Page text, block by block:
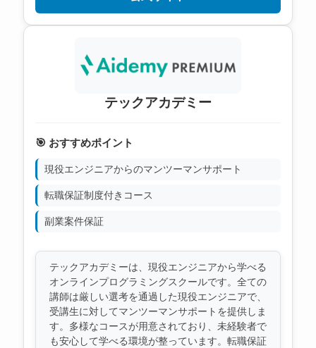
テックアカデミー
🎯 おすすめポイント
現役エンジニアからのマンツーマンサポート
転職保証制度付きコース
副業案件保証
テックアカデミーは、現役エンジニアから学べる
オンラインプログラミングスクールです。全ての
講師は厳しい選考を通過した現役エンジニアで、
受講生に対してマンツーマンサポートを提供しま
す。多様なコースが用意されており、未経験者で
も安心して学べる環境が整っています。転職保証